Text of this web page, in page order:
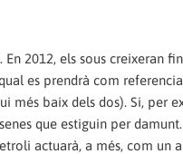
2012, els sous creixeran
es prendrà com
més baix dels dos). Si, per
que estiguin per
actuarà, a més, com un